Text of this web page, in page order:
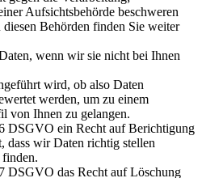
Aufsichtsbehörde beschweren
Behörden finden Sie weiter
wenn wir sie nicht bei Ihnen
wird, ob also Daten
werden, um zu einem
von Ihnen zu gelangen.
DSGVO ein Recht auf Berichtigung
dass wir Daten richtig stellen
finden.
DSGVO das Recht auf Löschung